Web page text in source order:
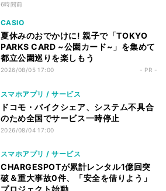
6時間前
CASIO
夏休みのおでかけに! 親子で「TOKYO
PARKS CARD ~公園カード~」を集めて
都立公園巡りを楽しもう
2026/08/05 17:00 - PR -
スマホアプリ / サービス
ドコモ・バイクシェア、システム不具合
のため全国でサービス一時停止
2026/08/04 17:00
スマホアプリ / サービス
CHARGESPOTが累計レンタル1億回突
破＆重大事故0件、「安全を借りよう」